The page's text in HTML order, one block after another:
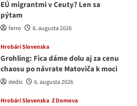
EÚ migrantmi v Ceuty? Len sa
pýtam
ferro 6. augusta 2026
Hrobári Slovenska
Grohling: Fica dáme dolu aj za cenu
chaosu po návrate Matoviča k moci
dedic 6. augusta 2026
Hrobári Slovenska Z Domova